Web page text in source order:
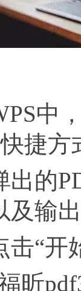
中，
捷
及输
开